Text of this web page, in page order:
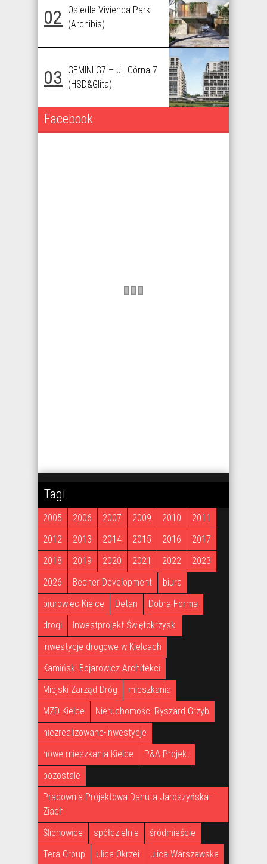
02
Osiedle Vivienda Park
(Archibis)
03
GEMINI G7 – ul. Górna 7
(HSD&Glita)
Facebook
Tagi
2005 2006 2007 2009 2010
2011
2012
2013 2014 2015 2016
2017
2018
2019 2020 2021 2022
2023
2026
Becher Development
biura
biurowiec Kielce
Detan
Dobra Forma
drogi
Inwestprojekt Świętokrzyski
inwestycje drogowe w Kielcach
Kamiński Bojarowicz Architekci
Miejski Zarząd Dróg
mieszkania
MZD Kielce
Nieruchomości Ryszard Grzyb
niezrealizowane-inwestycje
nowe mieszkania Kielce
P&A Projekt
pozostale
Pracownia Projektowa Danuta Jaroszyńska-
Ziach
Ślichowice
spółdzielnie
śródmieście
Tera Group
ulica Okrzei ulica Warszawska